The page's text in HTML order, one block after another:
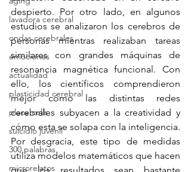
lavadora cerebral
ondas cerebrales
emociones
actualidad
plasticidad cerebral
place cells
suicidio juvenil
300 palabras
microrelatos
despierto. Por otro lado, en algunos
estudios se analizaron los cerebros de
personas mientras realizaban tareas
similares con grandes máquinas de
resonancia magnética funcional. Con
ello, los científicos comprendieron
mejor cómo las distintas redes
cerebrales subyacen a la creatividad y
cómo esta se solapa con la inteligencia.
Por desgracia, este tipo de medidas
utiliza modelos matemáticos que hacen